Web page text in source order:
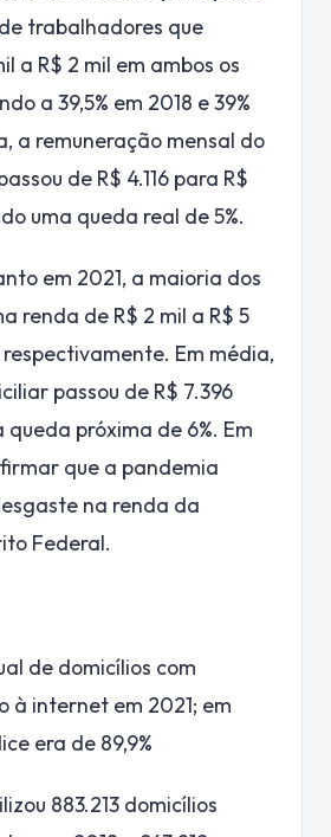
trabalhadores que
a R$ 2 mil em ambos os
a 39,5% em 2018 e 39%
a remuneração mensal do
de R$ 4.116 para R$
uma queda real de 5%.
em 2021, a maioria dos
renda de R$ 2 mil a R$ 5
respectivamente. Em média,
passou de R$ 7.396
queda próxima de 6%. Em
que a pandemia
na renda da
Federal.
de domicílios com
à internet em 2021; em
era de 89,9%
883.213 domicílios